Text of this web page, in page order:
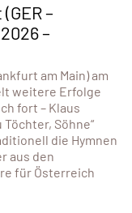
–
–
am Main) am
weitere Erfolge
fort – Klaus
Söhne“
die Hymnen
aus den
für Österreich